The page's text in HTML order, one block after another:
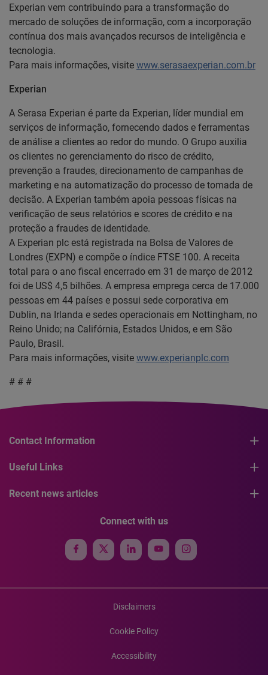
Experian vem contribuindo para a transformação do
mercado de soluções de informação, com a incorporação
contínua dos mais avançados recursos de inteligência e
tecnologia.
Para mais informações, visite www.serasaexperian.com.br
Experian
A Serasa Experian é parte da Experian, líder mundial em
serviços de informação, fornecendo dados e ferramentas
de análise a clientes ao redor do mundo. O Grupo auxilia
os clientes no gerenciamento do risco de crédito,
prevenção a fraudes, direcionamento de campanhas de
marketing e na automatização do processo de tomada de
decisão. A Experian também apoia pessoas físicas na
verificação de seus relatórios e scores de crédito e na
proteção a fraudes de identidade.
A Experian plc está registrada na Bolsa de Valores de
Londres (EXPN) e compõe o índice FTSE 100. A receita
total para o ano fiscal encerrado em 31 de março de 2012
foi de US$ 4,5 bilhões. A empresa emprega cerca de 17.000
pessoas em 44 países e possui sede corporativa em
Dublin, na Irlanda e sedes operacionais em Nottingham, no
Reino Unido; na Califórnia, Estados Unidos, e em São
Paulo, Brasil.
Para mais informações, visite www.experianplc.com
# # #
Contact Information
Useful Links
Recent news articles
Connect with us
Disclaimers
Cookie Policy
Accessibility